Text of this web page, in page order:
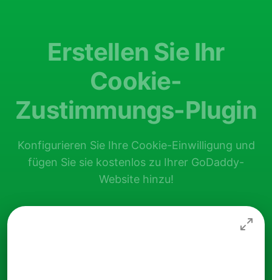
Erstellen Sie Ihr
Cookie-
Zustimmungs-Plugin
Konfigurieren Sie Ihre Cookie-Einwilligung und
fügen Sie sie kostenlos zu Ihrer GoDaddy-
Website hinzu!